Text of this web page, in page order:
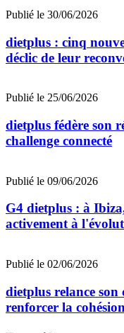
Publié le 30/06/2026
dietplus : cinq
déclic de leur
Publié le 25/06/2026
dietplus fédère son
challenge connecté
Publié le 09/06/2026
G4 dietplus : à
activement à
Publié le 02/06/2026
dietplus relance son
renforcer la